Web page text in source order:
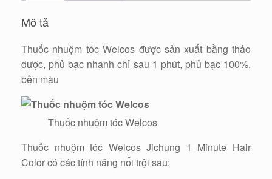
lượng
Mô tả
Thuốc nhuộm tóc Welcos được sản xuất bằng thảo
dược, phủ bạc nhanh chỉ sau 1 phút, phủ bạc 100%,
bền màu
Thuốc nhuộm tóc Welcos
Thuốc nhuộm tóc Welcos Jichung 1 Minute Hair
Color có các tính năng nổi trội sau: